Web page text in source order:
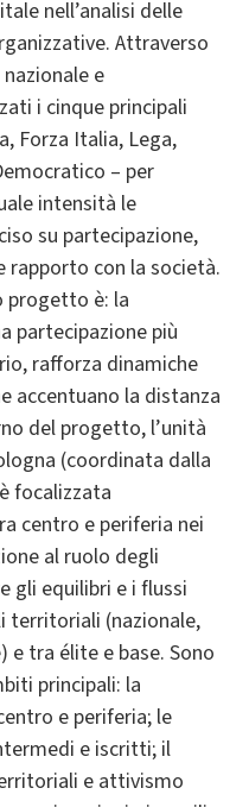
nell’analisi delle
Attraverso
e
i cinque principali
Forza Italia, Lega,
– per
intensità le
su partecipazione,
rapporto con la società.
progetto è: la
partecipazione più
rafforza dinamiche
accentuano la distanza
del progetto, l’unità
(coordinata dalla
focalizzata
centro e periferia nei
al ruolo degli
gli equilibri e i flussi
territoriali (nazionale,
e tra élite e base. Sono
principali: la
e periferia; le
e iscritti; il
e attivismo